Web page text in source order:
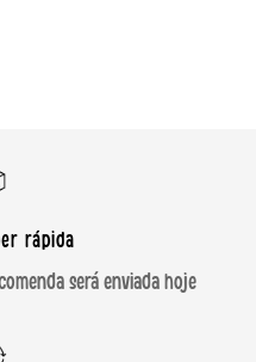
rápida
será enviada hoje